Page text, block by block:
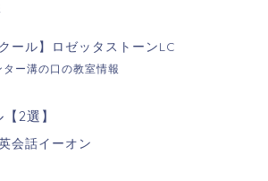
ール】ロゼッタストーンLC
ー溝の口の教室情報
2選】
会話イーオン